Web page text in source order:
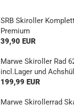
SRB Skiroller
Premium
39,90 EUR
Marwe Skiroller Rad
incl.Lager und
199,99 EUR
Marwe Skirollerrad